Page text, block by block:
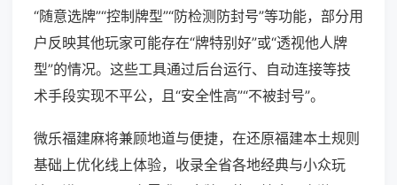
“随意选牌”“控制牌型”“防检测防封号”等功能，部分用
户反映其他玩家可能存在“牌特别好”或“透视他人牌
型”的情况。这些工具通过后台运行、自动连接等技
术手段实现不平公，且“安全性高”“不被封号”。
微乐福建麻将兼顾地道与便捷，在还原福建本土规则
基础上优化线上体验，收录全省各地经典与小众玩